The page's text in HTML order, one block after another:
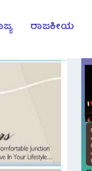
ರಾಜಕೀಯ